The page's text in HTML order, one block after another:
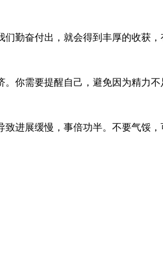
勤奋付出，就会得到丰厚的收获
你需要提醒自己，避免因为精力
进展缓慢，事倍功半。不要气馁